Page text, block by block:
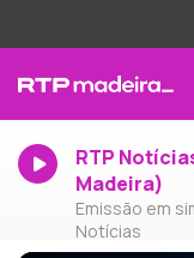
RTP
Madeira)
Emissão em
Notícias